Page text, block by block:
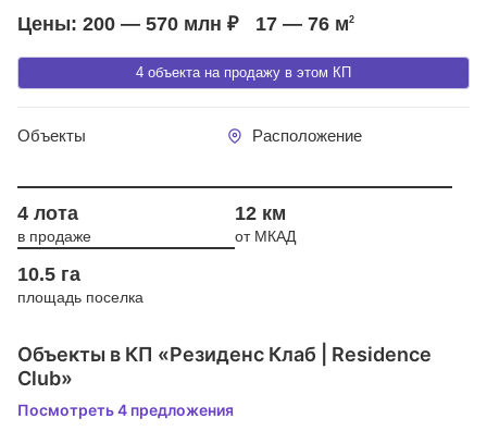
4 объекта на продажу в этом КП
Цены: 200 — 570 млн ₽ 17 — 76 м2
Объекты Расположение
4 лота
в продаже
12 км
от МКАД
10.5 га
площадь поселка
Объекты в КП «Резиденс Клаб | Residence
Club»
Посмотреть 4 предложения